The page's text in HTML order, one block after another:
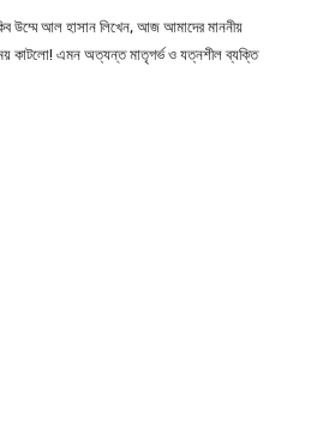
উম্মে আল হাসান লিখেন, আজ আমাদের মাননীয়
কাটলো! এমন অত্যন্ত মাতৃগর্ভ ও যত্নশীল ব্যক্তি